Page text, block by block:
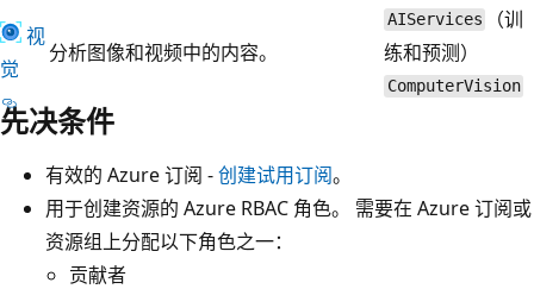
视
觉
分析图像和视频中的内容。
AIServices
（训
练和预测）
ComputerVision
先决条件
有效的 Azure 订阅 -创建试用订阅。
用于创建资源的 Azure RBAC 角色。 需要在 Azure 订阅或
资源组上分配以下角色之一：
贡献者